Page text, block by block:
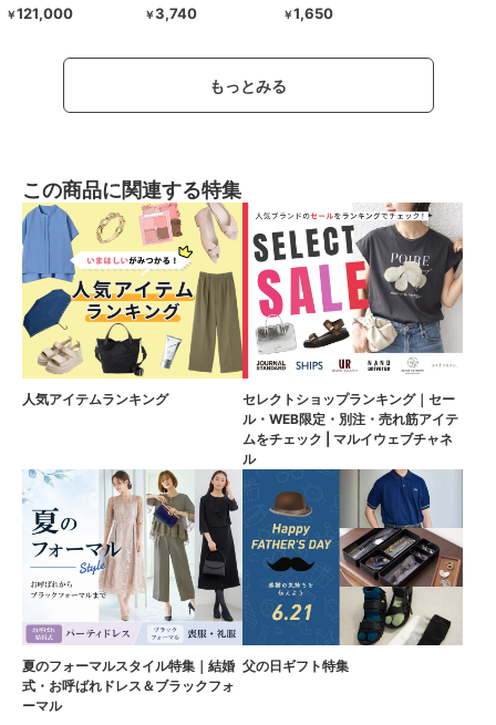
￥121,000 ￥3,740 ￥1,650
もっとみる
この商品に関連する特集
人気アイテムランキング
セレクトショップランキング｜セー
ル・WEB限定・別注・売れ筋アイテ
ムをチェック | マルイウェブチャネ
ル
夏のフォーマルスタイル特集｜結婚
式・お呼ばれドレス＆ブラックフォ
ーマル
父の日ギフト特集